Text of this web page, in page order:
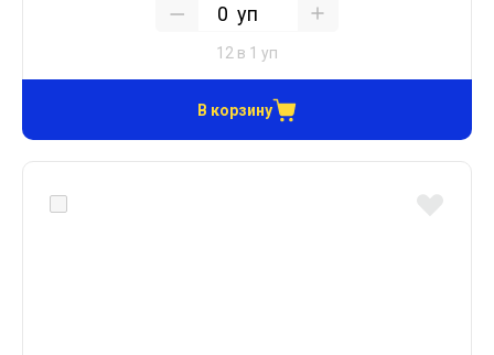
уп
12 в 1 уп
В корзину